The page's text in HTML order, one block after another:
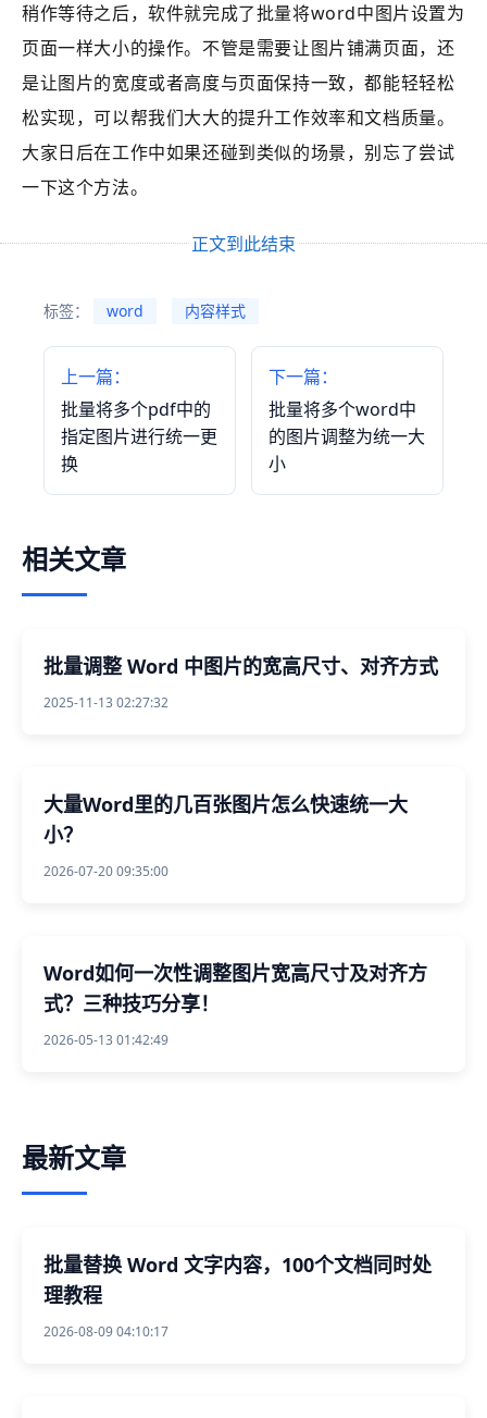
稍作等待之后，软件就完成了批量将word中图片设置为
页面一样大小的操作。不管是需要让图片铺满页面，还
是让图片的宽度或者高度与页面保持一致，都能轻轻松
松实现，可以帮我们大大的提升工作效率和文档质量。
大家日后在工作中如果还碰到类似的场景，别忘了尝试
一下这个方法。
正文到此结束
标签： word 内容样式
上一篇：
批量将多个pdf中的
指定图片进行统一更
换
下一篇：
批量将多个word中
的图片调整为统一大
小
相关文章
批量调整 Word 中图片的宽高尺寸、对齐方式
2025-11-13 02:27:32
大量Word里的几百张图片怎么快速统一大
小？
2026-07-20 09:35:00
Word如何一次性调整图片宽高尺寸及对齐方
式？三种技巧分享！
2026-05-13 01:42:49
最新文章
批量替换 Word 文字内容，100个文档同时处
理教程
2026-08-09 04:10:17